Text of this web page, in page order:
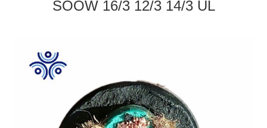
SOOW 16/3 12/3 14/3 UL